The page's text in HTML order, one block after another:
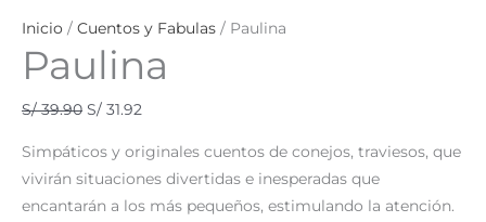
Inicio / Cuentos y Fabulas / Paulina
Paulina
S/39.90 S/ 31.92
Simpáticos y originales cuentos de conejos, traviesos, que
vivirán situaciones divertidas e inesperadas que
encantarán a los más pequeños, estimulando la atención.